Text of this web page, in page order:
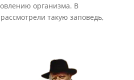
организма. В
такую заповедь,